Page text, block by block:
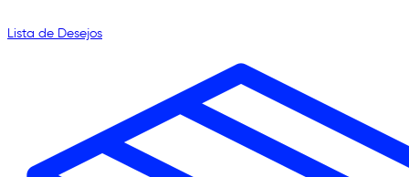
Lista de Desejos